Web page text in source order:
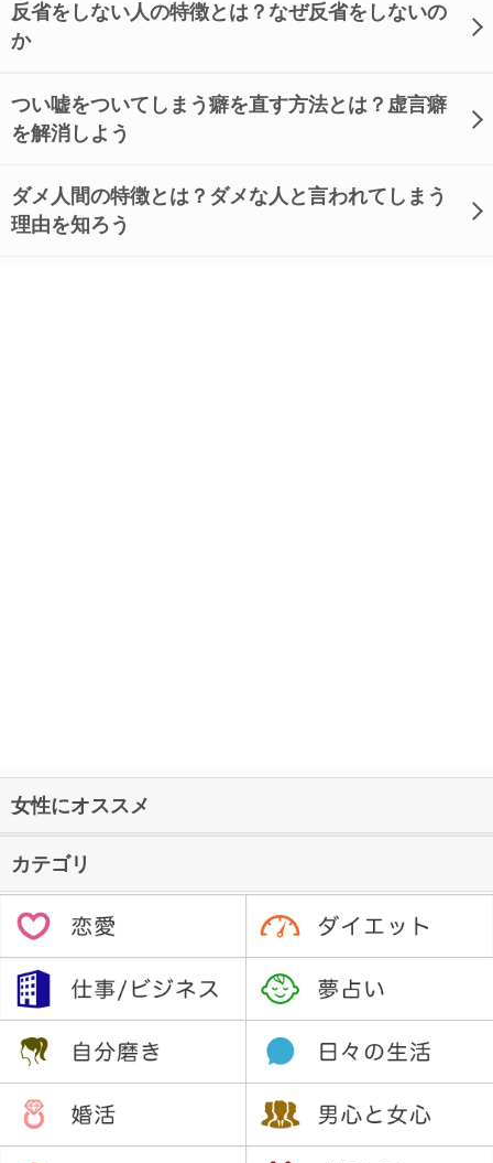
反省をしない人の特徴とは？なぜ反省をしないの
か
つい嘘をついてしまう癖を直す方法とは？虚言癖
を解消しよう
ダメ人間の特徴とは？ダメな人と言われてしまう
理由を知ろう
女性にオススメ
カテゴリ